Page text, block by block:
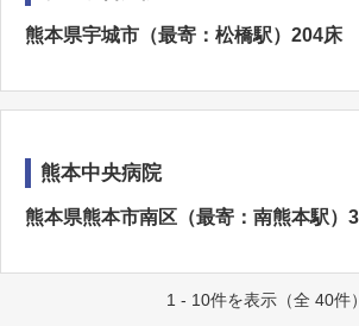
熊本県宇城市（最寄：松橋駅）204床
熊本中央病院
熊本県熊本市南区（最寄：南熊本駅）
1 - 10件を表示（全 40件）